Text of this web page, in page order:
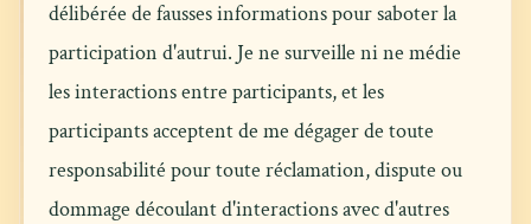
délibérée de fausses informations pour saboter la
participation d'autrui. Je ne surveille ni ne médie
les interactions entre participants, et les
participants acceptent de me dégager de toute
responsabilité pour toute réclamation, dispute ou
dommage découlant d'interactions avec d'autres